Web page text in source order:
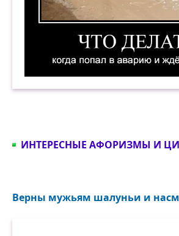
ИНТЕРЕСНЫЕ АФОРИЗМЫ И
Верны мужьям шалуньи и